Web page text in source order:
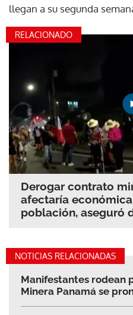
llegan a su segunda
RELACIONADO
Derogar contrato
afectaría
población, aseguró
NOTICIAS RELACIONADAS
Manifestantes rodean
Minera Panamá se